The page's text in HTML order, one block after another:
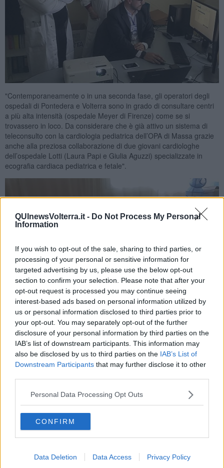
QUInewsVolterra.it - Do Not Process My Personal
Information
If you wish to opt-out of the sale, sharing to third parties, or
processing of your personal or sensitive information for
targeted advertising by us, please use the below opt-out
section to confirm your selection. Please note that after your
opt-out request is processed you may continue seeing
interest-based ads based on personal information utilized by
us or personal information disclosed to third parties prior to
your opt-out. You may separately opt-out of the further
disclosure of your personal information by third parties on the
IAB’s list of downstream participants. This information may
also be disclosed by us to third parties on the IAB’s List of
Downstream Participants that may further disclose it to other
Personal Data Processing Opt Outs
CONFIRM
Data Deletion Data Access Privacy Policy
"Contemporaneamente o in una seconda fase, gli operatori degli
ospedali di Pontedera e Volterra sono in grado di consultare centri
a più alta intensità (ospedale Meyer di Firenze) come se si
trovassero in loco. Da considerare che è già attivo un sistema di
teleconsulto con la cardiologia pediatrica dell’OPA di Massa grazie
anche alla preziosa collaborazione di due giovani cardiologhe
dell’ospedale Lotti (Laura Papi e Giulia Aguzzi) specializzate in
ecografia cardiaca pediatrica e fetale".
"I punti di forza di questa innovazione sono l’estrema flessibilità, la
semplicità d’uso, il pieno rispetto della privacy, la facilità di sviluppo
Alla presentazione hanno partecipato, tra gli altri, il direttore
dell’ospedale, Renato Colombai, il primario della pediatria di
Pontedera e Volterra, Ugo Bottone, il primario del pronto soccorso,
Laura Spisni, il responsabile dello staff della direzione, Alessandro
Iala e Riccardo Orsini, responsabile dematerializzazione e
conservazione legale. Dalla sede di Volterra hanno preso parte alla
simulazione, Sabina Sanguineti, della direzione ospedaliera,
Donato Tarantino, pediatra e Antonella Pasquinucci, medico di